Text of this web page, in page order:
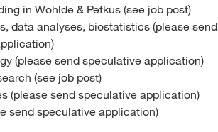
in Wohlde & Petkus (see job post)
data analyses, biostatistics (please send
(please send speculative application)
(see job post)
(please send speculative application)
send speculative application)